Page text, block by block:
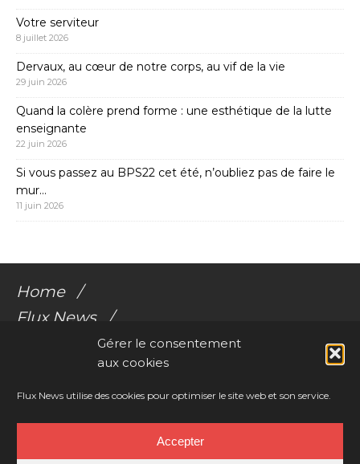
Gérer le consentement
aux cookies
Flux News utilise des cookies pour optimiser le site web et son service.
Accepter
Votre serviteur
8 juillet 2026
Dervaux, au cœur de notre corps, au vif de la vie
29 juin 2026
Quand la colère prend forme : une esthétique de la lutte
enseignante
22 juin 2026
Si vous passez au BPS22 cet été, n’oubliez pas de faire le
mur…
11 juin 2026
Home
Flux News
Galerie Flux
Videos
Résonances Corporelles